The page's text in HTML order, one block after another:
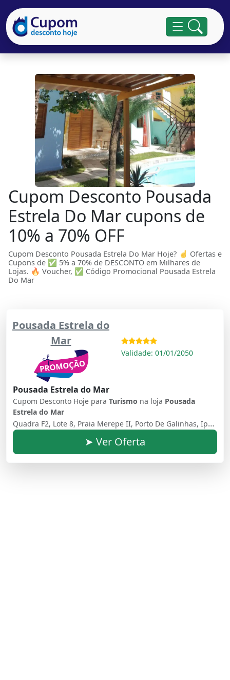
Cupom Desconto Pousada
Estrela Do Mar cupons de
10% a 70% OFF
Cupom Desconto Pousada Estrela Do Mar Hoje? ☝ Ofertas e
Cupons de ✅ 5% a 70% de DESCONTO em Milhares de
Lojas. 🔥 Voucher, ✅ Código Promocional Pousada Estrela
Do Mar
Pousada Estrela do
Mar
Validade: 01/01/2050
Pousada Estrela do Mar
Cupom Desconto Hoje para Turismo na loja Pousada
Estrela do Mar
Quadra F2, Lote 8, Praia Merepe II, Porto De Galinhas, Ipojuca, Pernambuco, 55590-000, Brasil
➤ Ver Oferta